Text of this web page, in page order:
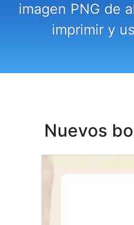
imagen PNG de
imprimir y
Nuevos